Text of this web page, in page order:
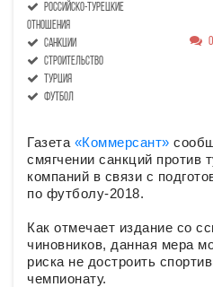
российско-турецкие
отношения
санкции
строительство
Турция
футбол
0
Газета «Коммерсант»
смягчении санкций против
компаний в связи с
по футболу-2018.
Как отмечает издание со
чиновников, данная мера
риска не достроить
чемпионату.